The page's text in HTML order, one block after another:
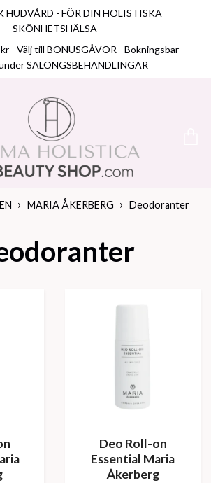
HUDVÅRD - FÖR DIN HOLISTISKA
SKÖNHETSHÄLSA
- Välj till BONUSGÅVOR - Bokningsbar
SALONGSBEHANDLINGAR
MARIA ÅKERBERG Deodoranter
Deo Roll-on
Essential Maria
Åkerberg